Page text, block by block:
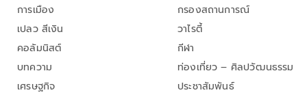
การเมือง
เปลว สีเงิน
คอลัมนิสต์
บทความ
เศรษฐกิจ
กรองสถานการณ์
วาไรตี้
กีฬา
ท่องเที่ยว – ศิลปวัฒนธรรม
ประชาสัมพันธ์